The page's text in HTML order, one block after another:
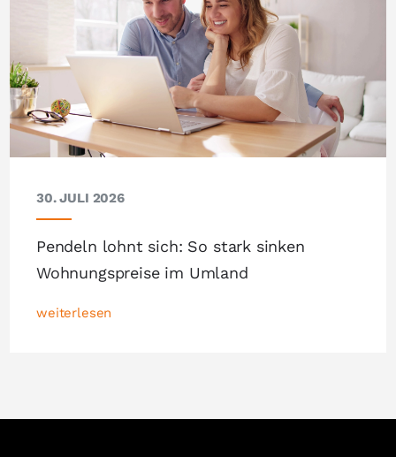
30. JULI 2026
Pendeln lohnt sich: So stark sinken
Wohnungspreise im Umland
weiterlesen